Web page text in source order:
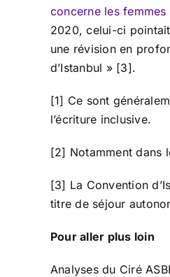
concerne les
2020, celui-ci
une révision en
d’Istanbul » [3].
[1] Ce sont
l’écriture inclusive.
[2] Notamment dans
[3] La Convention
titre de séjour
Pour aller plus loin
Analyses du Ciré